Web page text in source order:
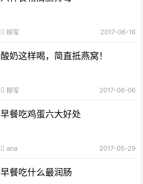
柳军 2017-06-16
酸奶这样喝，简直抵燕窝！
柳军 2017-06-06
早餐吃鸡蛋六大好处
ana 2017-05-29
早餐吃什么最润肠